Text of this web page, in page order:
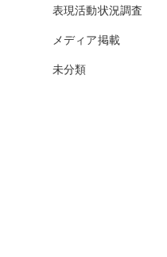
表現活動状況調査
メディア掲載
未分類